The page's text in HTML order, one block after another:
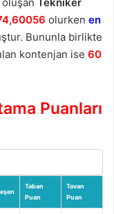
olurken en
Bununla birlikte
kontenjan ise 60
Puanları
Taban
Puan
Tavan
Puan